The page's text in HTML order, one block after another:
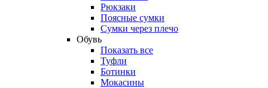
Рюкзаки
Поясные сумки
Сумки через плечо
Обувь
Показать все
Туфли
Ботинки
Мокасины